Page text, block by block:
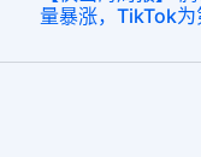
量暴涨，TikTok为